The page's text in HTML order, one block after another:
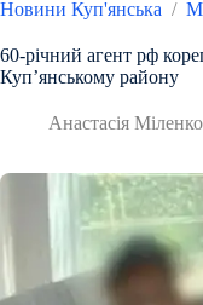
Новини Куп'янська /
60-річний агент рф
Куп’янському району
Анастасія Міленко